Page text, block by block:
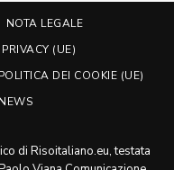
NOTA LEGALE
(UE)
POLITICA DEI COOKIE (UE)
NEWS
di Risoitaliano.eu, testata